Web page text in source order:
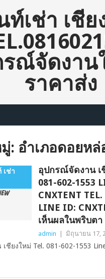
ท์เช่า เชีย
ณ์จัดงาน
ราคาส่ง
: อำเภอดอยหล่
เช่า
อุปกรณ์จัดงาน เ
081-602-1553
CNXTENT
LINE ID:
เห็นผลในพริบตา
admin มิถุนายน 17,
ชียงใหม่ Tel. 081-602-1553